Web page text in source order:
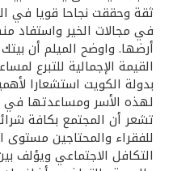
ألمانيا
ماليزيا
تركيا
مصر
ثقة وحققت نجاحا قويا في
في مجالات الخير واستفاد
القيمة الإجمالية للتبرع
بدولة الكويت استشعارا
لهذه الأسر ومساعدتها في
تشعر أن المجتمع بكافة
للفقراء والمحتاجين
التكافل الاجتماعي ويؤلف